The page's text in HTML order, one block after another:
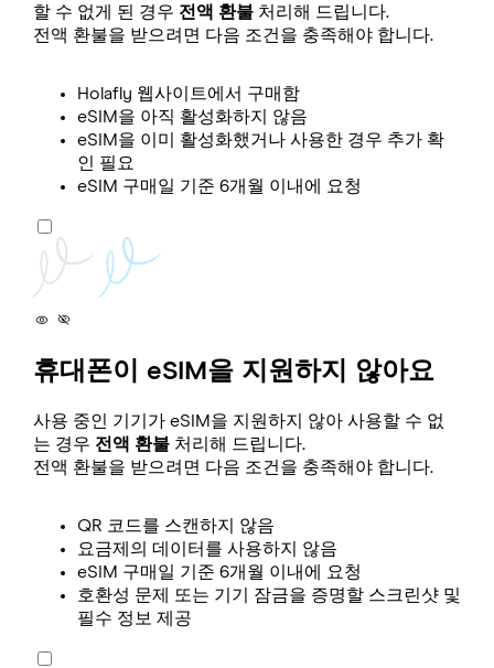
할 수 없게 된 경우 전액 환불처리해 드립니다.
전액 환불을 받으려면 다음 조건을 충족해야 합니다.
Holafly 웹사이트에서 구매함
eSIM을 아직 활성화하지 않음
eSIM을 이미 활성화했거나 사용한 경우 추가 확
인 필요
eSIM 구매일 기준 6개월 이내에 요청
휴대폰이 eSIM을 지원하지 않아요
사용 중인 기기가 eSIM을 지원하지 않아 사용할 수 없
는 경우 전액 환불처리해 드립니다.
전액 환불을 받으려면 다음 조건을 충족해야 합니다.
QR 코드를 스캔하지 않음
요금제의 데이터를 사용하지 않음
eSIM 구매일 기준 6개월 이내에 요청
호환성 문제 또는 기기 잠금을 증명할 스크린샷 및
필수 정보 제공